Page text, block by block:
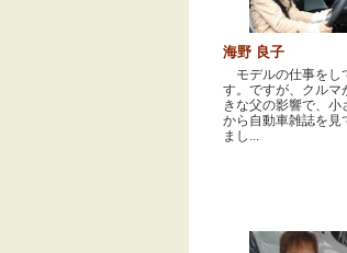
海野 良子
モデルの仕事をし
す。ですが、クルマ
きな父の影響で、小
から自動車雑誌を見
まし...